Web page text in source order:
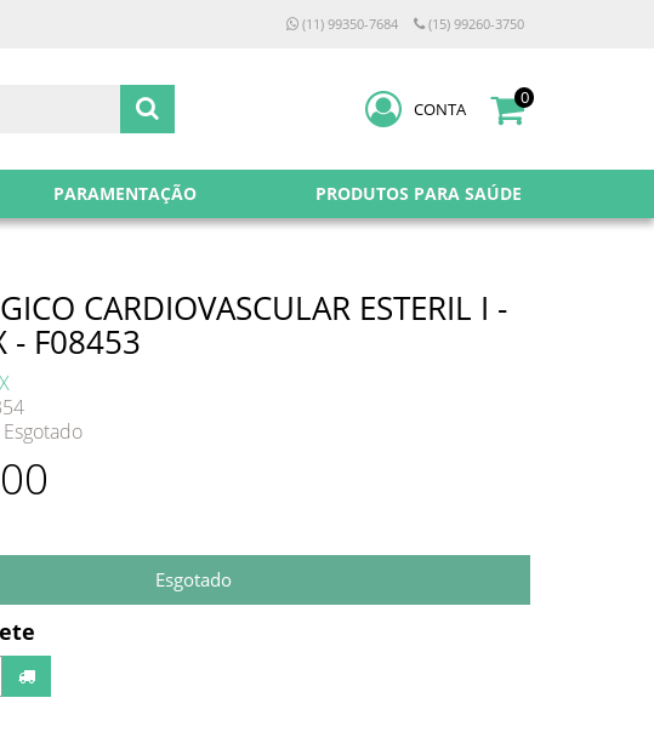
(11) 99350-7684 (15) 99260-3750
CONTA
0
PARAMENTAÇÃO PRODUTOS PARA SAÚDE
CARDIOVASCULAR ESTERIL I -
- F08453
Esgotado
Esgotado